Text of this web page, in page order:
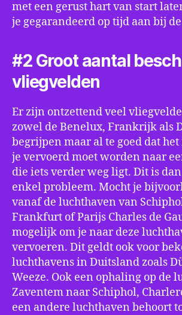
met een gerust hart van start
je gegarandeerd op tijd aan bij
#2 Groot aantal
vliegvelden
Er zijn ontzettend veel
zowel de Benelux, Frankrijk als
begrijpen maar al te goed dat
je vervoerd moet worden naar
die iets verder weg ligt. Dit is
enkel probleem. Mocht je
vanaf de luchthaven van
Frankfurt of Parijs Charles de
mogelijk om je naar deze
vervoeren. Dit geldt ook voor
luchthavens in Duitsland zoals
Weeze. Ook een ophaling op de
Zaventem naar Schiphol,
een andere luchthaven behoort